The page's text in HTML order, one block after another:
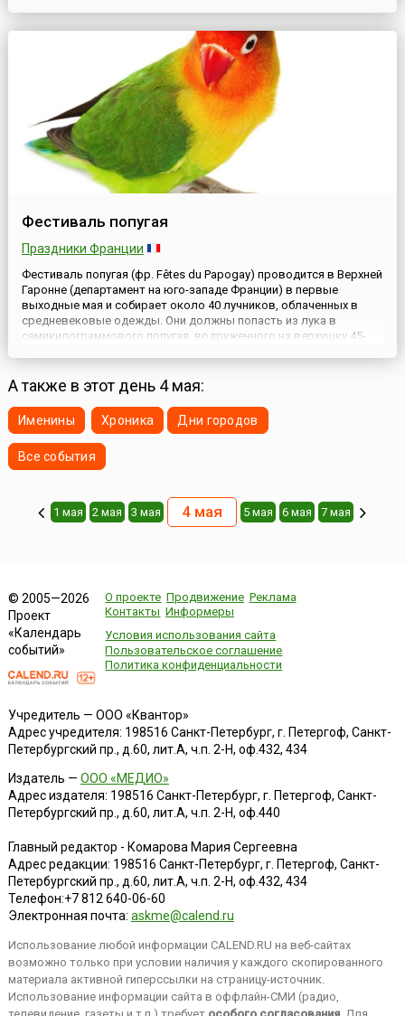
Фестиваль попугая
Праздники Франции
Фестиваль попугая (фр. Fêtes du Papogay) проводится в Верхней
Гаронне (департамент на юго-западе Франции) в первые
выходные мая и собирает около 40 лучников, облаченных в
средневековые одежды. Они должны попасть из лука в
семикилограммового попугая, водруженного на верхушку 45-
сред...
А также в этот день 4 мая:
Именины Хроника Дни городов
Все события
1 мая 2 мая 3 мая 4 мая 5 мая 6 мая 7 мая
© 2005—2026
Проект
«Календарь
событий»
О проекте Продвижение Реклама
Контакты Информеры
Условия использования сайта
Пользовательское соглашение
Политика конфиденциальности
Учредитель — ООО «Квантор»
Адрес учредителя: 198516 Санкт-Петербург, г. Петергоф, Санкт-
Петербургский пр., д.60, лит.А, ч.п. 2-Н, оф.432, 434
Издатель — ООО «МЕДИО»
Адрес издателя: 198516 Санкт-Петербург, г. Петергоф, Санкт-
Петербургский пр., д.60, лит.А, ч.п. 2-Н, оф.440
Главный редактор - Комарова Мария Сергеевна
Адрес редакции: 198516 Санкт-Петербург, г. Петергоф, Санкт-
Петербургский пр., д.60, лит.А, ч.п. 2-Н, оф.432, 434
Телефон:+7 812 640-06-60
Электронная почта: askme@calend.ru
Использование любой информации CALEND.RU на веб-сайтах
возможно только при условии наличия у каждого скопированного
материала активной гиперссылки на страницу-источник.
Использование информации сайта в оффлайн-СМИ (радио,